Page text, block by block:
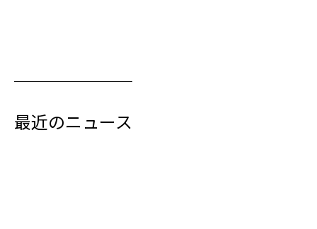
最近のニュース